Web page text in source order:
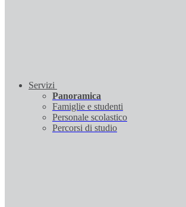
Servizi
Panoramica
Famiglie e studenti
Personale scolastico
Percorsi di studio